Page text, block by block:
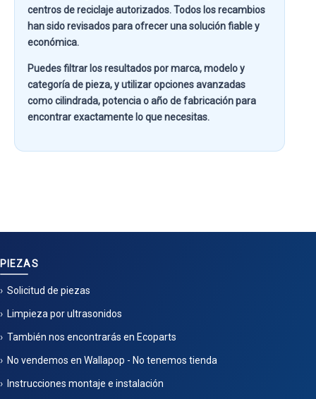
centros de reciclaje autorizados. Todos los recambios
han sido revisados para ofrecer una solución fiable y
económica.
Puedes filtrar los resultados pormarca, modelo y
categoría de pieza, y utilizar opciones avanzadas
comocilindrada, potencia o año de fabricaciónpara
encontrar exactamente lo que necesitas.
PIEZAS
Solicitud de piezas
Limpieza por ultrasonidos
También nos encontrarás en Ecoparts
No vendemos en Wallapop - No tenemos tienda
Instrucciones montaje e instalación